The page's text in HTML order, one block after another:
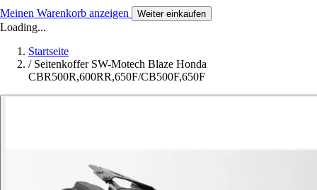
Meinen Warenkorb anzeigen Weiter einkaufen
Loading...
Startseite
/ Seitenkoffer SW-Motech Blaze Honda
CBR500R,600RR,650F/CB500F,650F